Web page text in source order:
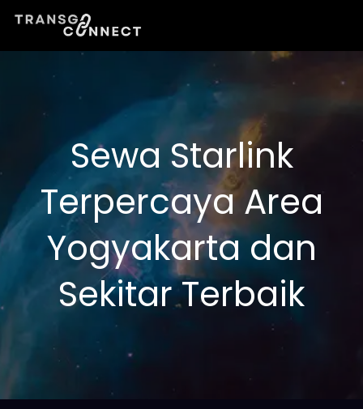
Lewati
Sewa Starlink
Terpercaya Area
Yogyakarta dan
Sekitar Terbaik